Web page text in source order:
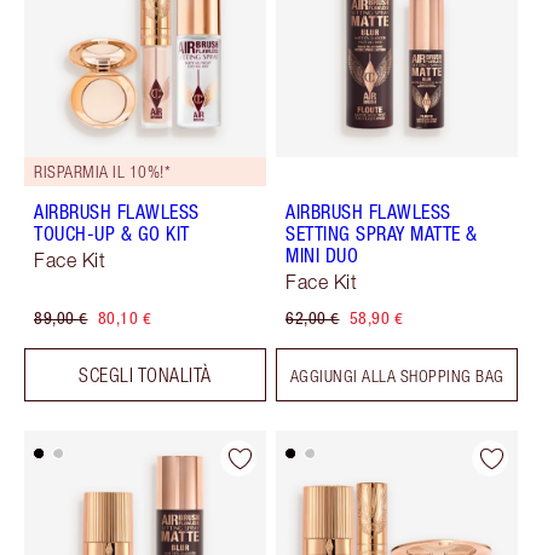
RISPARMIA IL 10%!*
AIRBRUSH FLAWLESS
TOUCH-UP & GO KIT
Face Kit
89,00 € 80,10 €
SCEGLI TONALITÀ
AIRBRUSH FLAWLESS
SETTING SPRAY MATTE &
MINI DUO
Face Kit
62,00 € 58,90 €
AGGIUNGI ALLA SHOPPING BAG